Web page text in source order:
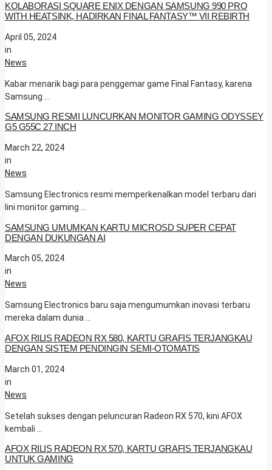
KOLABORASI SQUARE ENIX DENGAN SAMSUNG 990 PRO
WITH HEATSINK, HADIRKAN FINAL FANTASY™ VII REBIRTH
April 05, 2024
in
News
Kabar menarik bagi para penggemar game Final Fantasy, karena
Samsung …
SAMSUNG RESMI LUNCURKAN MONITOR GAMING ODYSSEY
G5 G55C 27 INCH
March 22, 2024
in
News
Samsung Electronics resmi memperkenalkan model terbaru dari
lini monitor gaming …
SAMSUNG UMUMKAN KARTU MICROSD SUPER CEPAT
DENGAN DUKUNGAN AI
March 05, 2024
in
News
Samsung Electronics baru saja mengumumkan inovasi terbaru
mereka dalam dunia …
AFOX RILIS RADEON RX 580, KARTU GRAFIS TERJANGKAU
DENGAN SISTEM PENDINGIN SEMI-OTOMATIS
March 01, 2024
in
News
Setelah sukses dengan peluncuran Radeon RX 570, kini AFOX
kembali …
AFOX RILIS RADEON RX 570, KARTU GRAFIS TERJANGKAU
UNTUK GAMING